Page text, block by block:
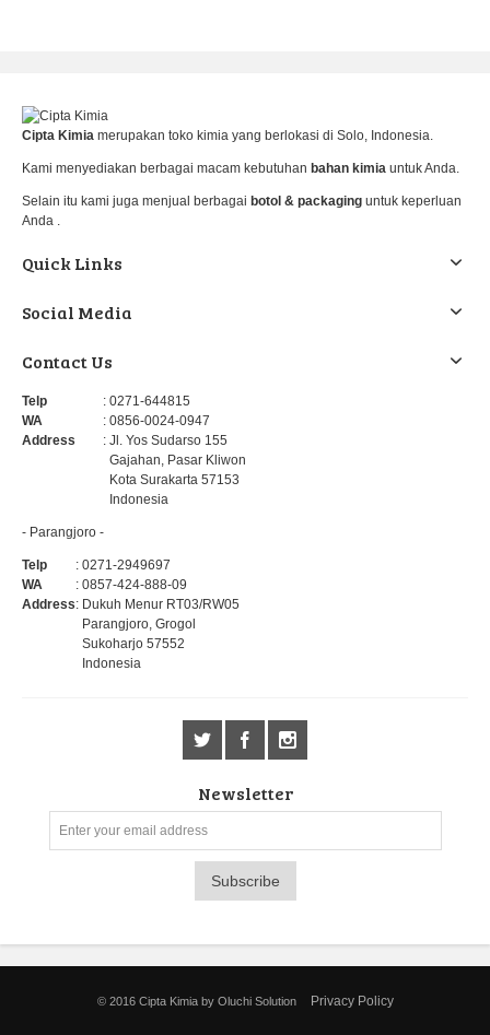
Cipta Kimia merupakan toko kimia yang berlokasi di Solo, Indonesia.
Kami menyediakan berbagai macam kebutuhan bahan kimia untuk Anda.
Selain itu kami juga menjual berbagai botol & packaging untuk keperluan
Anda .
Quick Links
Social Media
Contact Us
Telp
WA
Address
: 0271-644815
: 0856-0024-0947
: Jl. Yos Sudarso 155
Gajahan, Pasar Kliwon
Kota Surakarta 57153
Indonesia
- Parangjoro -
Telp
WA
Address
: 0271-2949697
: 0857-424-888-09
: Dukuh Menur RT03/RW05
Parangjoro, Grogol
Sukoharjo 57552
Indonesia
Newsletter
Subscribe
© 2016 Cipta Kimiaby Oluchi Solution Privacy Policy